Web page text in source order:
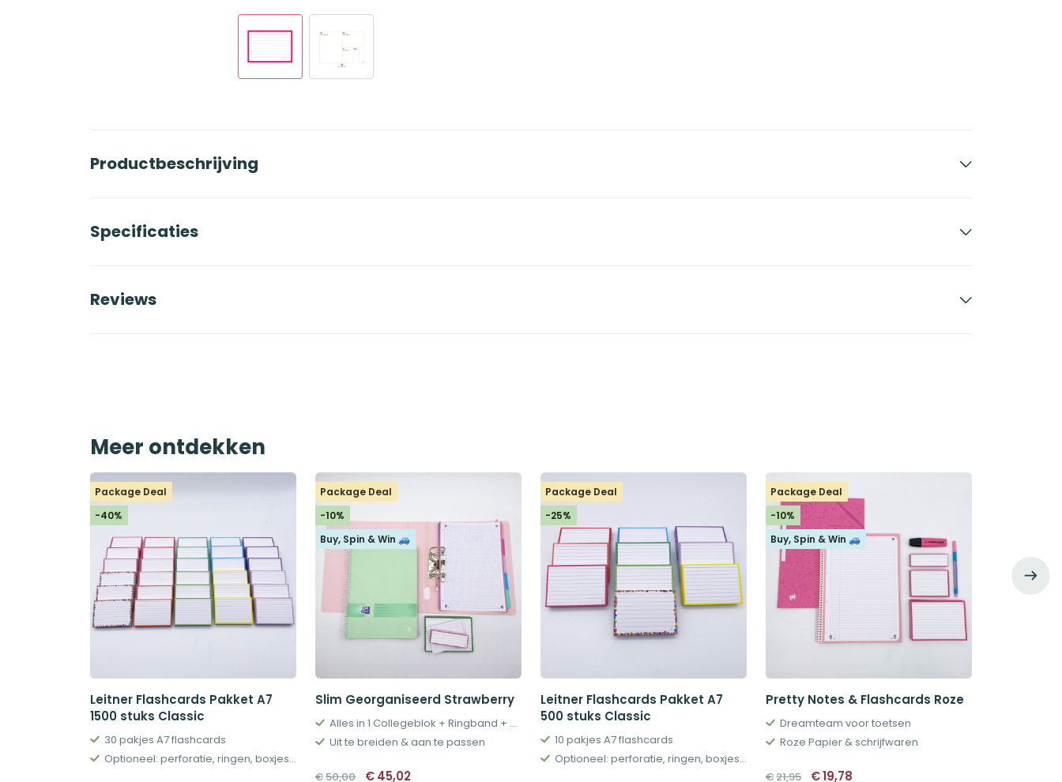
Productbeschrijving
Specificaties
Reviews
Meer ontdekken
Package Deal
-40%
Leitner Flashcards Pakket A7
1500 stuks Classic
30 pakjes A7 flashcards
Optioneel: perforatie, ringen, boxjes en meer
Package Deal
-10%
Buy, Spin & Win 🚙
Slim Georganiseerd Strawberry
Alles in 1 Collegeblok + Ringband + Tabs
Uit te breiden & aan te passen
€50,00 Oorspronkelijke
€45,02
Package Deal
-25%
Leitner Flashcards Pakket A7
500 stuks Classic
10 pakjes A7 flashcards
Optioneel: perforatie, ringen, boxjes en meer
Package Deal
-10%
Buy, Spin & Win 🚙
Pretty Notes & Flashcards Roze
Dreamteam voor toetsen
Roze Papier & schrijfwaren
€21,95 Oorspronkelijke
€19,78